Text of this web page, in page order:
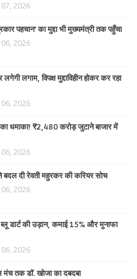
2026
पहचान’ का मुद्दा भी मुख्यमंत्री तक पहुँचा
2026
लगाम, विपक्ष मुद्दाविहीन होकर कर रहा
2026
धमाका! ₹2,480 करोड़ जुटाने बाजार में
2026
बदल दी रेवती महुरकर की करियर सोच
2026
डार्ट की उड़ान, कमाई 15% और मुनाफा
2026
मंच तक डॉ. खोजा का दबदबा